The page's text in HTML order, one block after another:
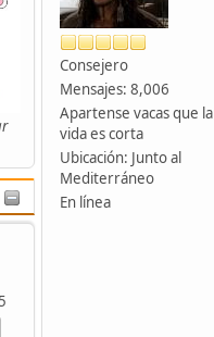
Consejero
Mensajes: 8,006
Apartense vacas que la
vida es corta
Ubicación: Junto al
Mediterráneo
En línea